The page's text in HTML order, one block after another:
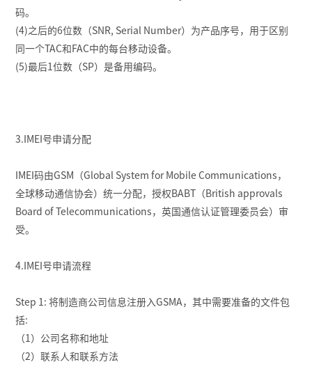
码。
(4)之后的6位数（SNR, Serial Number）为产品序号，用于区别
同一个TAC和FAC中的每台移动设备。
(5)最后1位数（SP）是备用编码。
3.IMEI号申请分配
IMEI码由GSM（Global System for Mobile Communications，
全球移动通信协会）统一分配，授权BABT（British approvals
Board of Telecommunications，英国通信认证管理委员会）审
受。
4.IMEI号申请流程
Step 1: 将制造商公司信息注册入GSMA，其中需要准备的文件包
括:
（1）公司名称和地址
（2）联系人和联系方法